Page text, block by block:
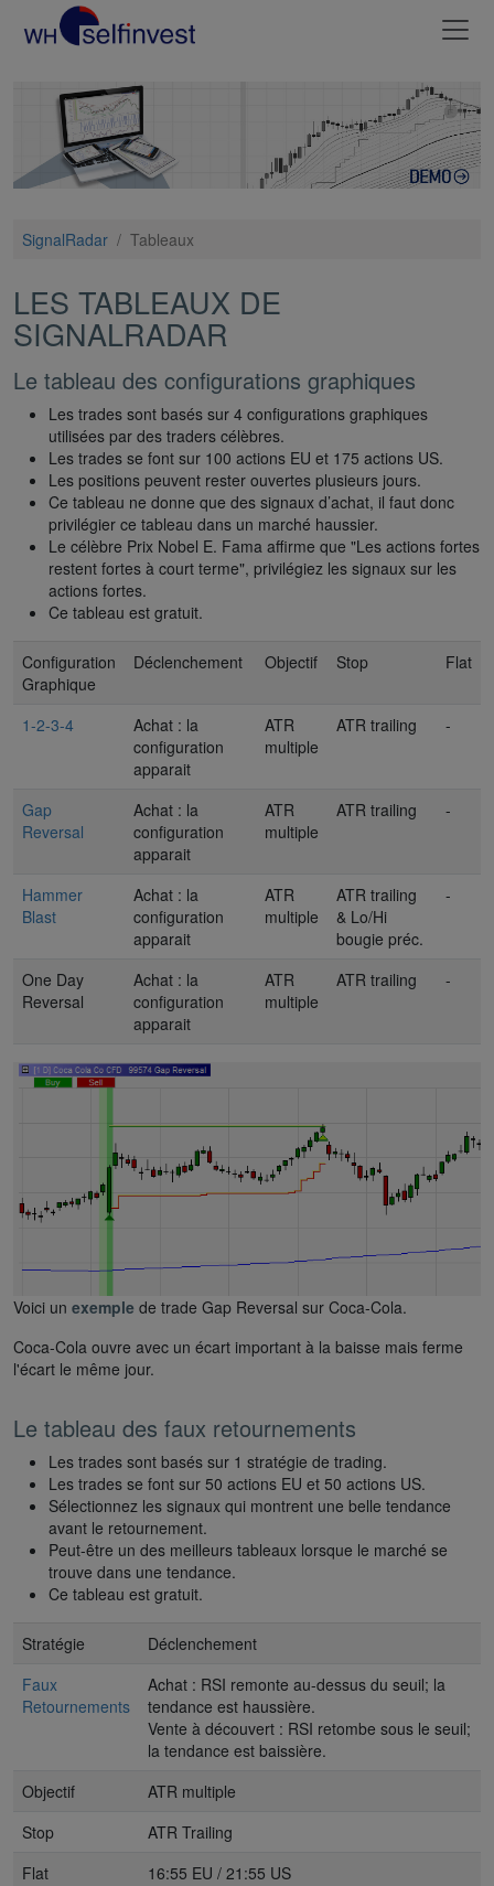
SignalRadar / Tableaux
LES TABLEAUX DE
SIGNALRADAR
Le tableau des configurations graphiques
Les trades sont basés sur 4 configurations graphiques
utilisées par des traders célèbres.
Les trades se font sur 100 actions EU et 175 actions US.
Les positions peuvent rester ouvertes plusieurs jours.
Ce tableau ne donne que des signaux d’achat, il faut donc
privilégier ce tableau dans un marché haussier.
Le célèbre Prix Nobel E. Fama affirme que "Les actions fortes
restent fortes à court terme", privilégiez les signaux sur les
actions fortes.
Ce tableau est gratuit.
Configuration
Graphique
Déclenchement Objectif Stop Flat
1-2-3-4
Achat : la
configuration
apparait
ATR
multiple
ATR trailing -
Gap
Reversal
Achat : la
configuration
apparait
ATR
multiple
ATR trailing -
Hammer
Blast
Achat : la
configuration
apparait
ATR
multiple
ATR trailing
& Lo/Hi
bougie préc.
-
One Day
Reversal
Achat : la
configuration
apparait
ATR
multiple
ATR trailing -
Voici un exemple de trade Gap Reversal sur Coca-Cola.
Coca-Cola ouvre avec un écart important à la baisse mais ferme
l'écart le même jour.
Le tableau des faux retournements
Les trades sont basés sur 1 stratégie de trading.
Les trades se font sur 50 actions EU et 50 actions US.
Sélectionnez les signaux qui montrent une belle tendance
avant le retournement.
Peut-être un des meilleurs tableaux lorsque le marché se
trouve dans une tendance.
Ce tableau est gratuit.
Stratégie
Déclenchement
Faux
Retournements
Achat : RSI remonte au-dessus du seuil; la
tendance est haussière.
Vente à découvert : RSI retombe sous le seuil;
la tendance est baissière.
Objectif
ATR multiple
Stop
ATR Trailing
Flat
16:55 EU / 21:55 US